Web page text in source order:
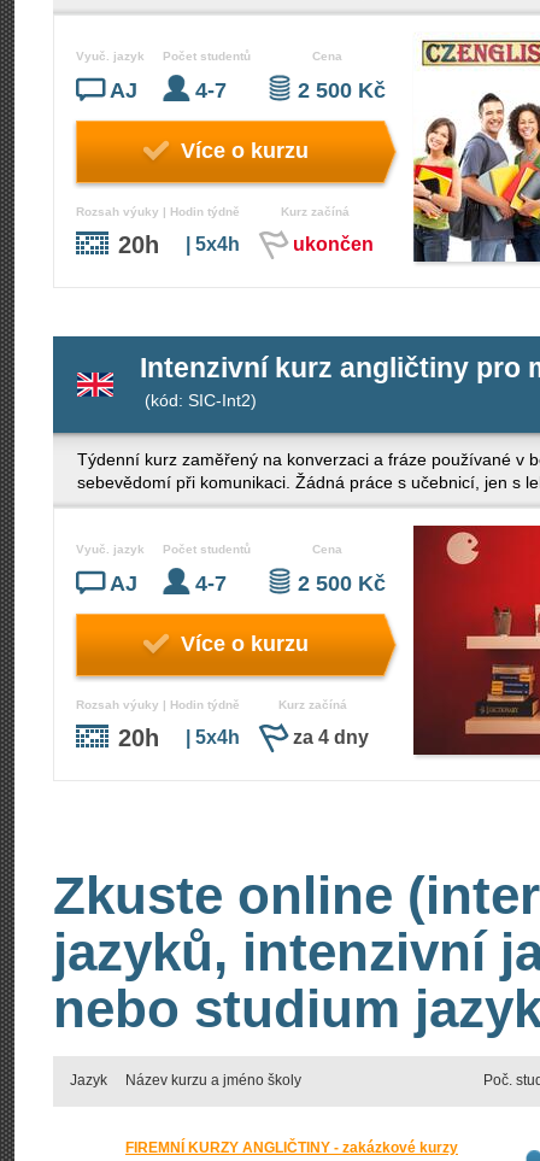
Vyuč. jazyk
AJ
Počet studentů
4-7
Cena
2 500 Kč
Více o kurzu
Rozsah výuky | Hodin týdně
20h | 5x4h
Kurz začíná
ukončen
Intenzivní kurz angličtiny pro
(kód: SIC-Int2)
Týdenní kurz zaměřený na konverzaci a fráze používané v
sebevědomí při komunikaci. Žádná práce s učebnicí, jen s
Vyuč. jazyk
AJ
Počet studentů
4-7
Cena
2 500 Kč
Více o kurzu
Rozsah výuky | Hodin týdně
20h | 5x4h
Kurz začíná
za 4 dny
Zkuste online
jazyků, intenzivní
nebo studium
Jazyk Název kurzu a jméno školy Poč.
FIREMNÍ KURZY ANGLIČTINY - zakázkové kurzy